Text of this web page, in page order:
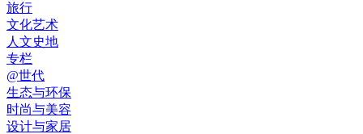
旅行
文化艺术
人文史地
专栏
@世代
生态与环保
时尚与美容
设计与家居